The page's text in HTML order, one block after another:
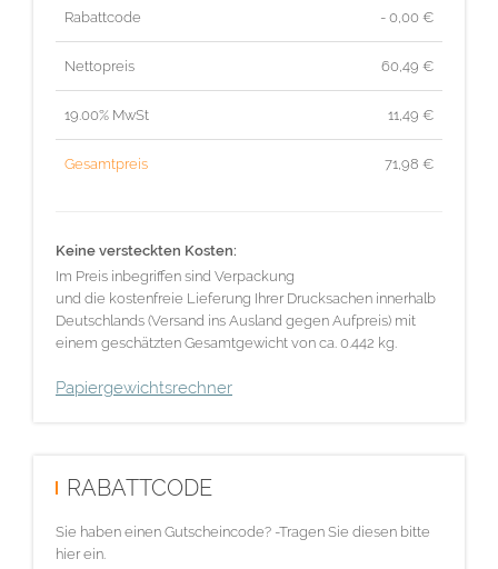
Rabattcode - 0,00 €
Nettopreis 60,49 €
19.00% MwSt 11,49 €
Gesamtpreis 71,98 €
Keine versteckten Kosten:
Im Preis inbegriffen sind Verpackung
und die kostenfreie Lieferung Ihrer Drucksachen innerhalb
Deutschlands (Versand ins Ausland gegen Aufpreis) mit
einem geschätzten Gesamtgewicht von ca. 0.442 kg.
Papiergewichtsrechner
RABATTCODE
Sie haben einen Gutscheincode? -Tragen Sie diesen bitte
hier ein.